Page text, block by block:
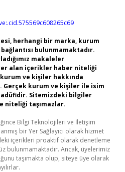
herhangi bir marka, kurum
bulunmamaktadır.
makaleler
alan içerikler haber niteliği
ve kişiler hakkında
Gerçek kurum ve kişiler ile isim
Sitemizdeki bilgiler
niteliği taşımazlar.
Bilgi Teknolojileri ve İletişim
bir Yer Sağlayıcı olarak hizmet
içerikleri proaktif olarak denetleme
bulunmamaktadır. Ancak, üyelerimiz
taşımakta olup, siteye üye olarak